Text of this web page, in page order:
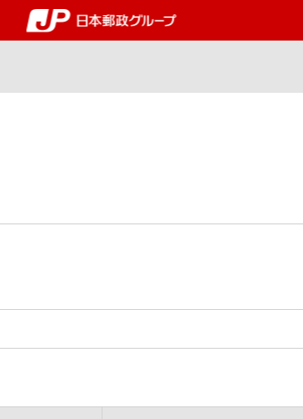
郵便局・日本郵政グルー